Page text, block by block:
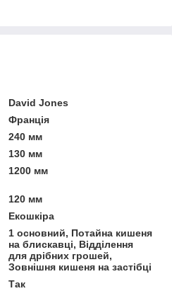
David Jones
Франція
240 мм
130 мм
1200 мм
120 мм
Екошкіра
1 основний, Потайна кишеня
на блискавці, Відділення
для дрібних грошей,
Зовнішня кишеня на застібці
Так